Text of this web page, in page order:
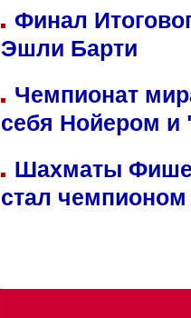
Финал
Эшли Барти
Чемпионат
себя Нойером и
Шахматы
стал